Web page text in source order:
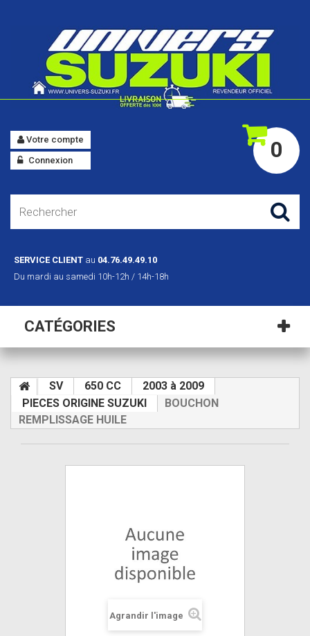
0
Votre compte
Connexion
SERVICE CLIENT au 04.76.49.49.10
Du mardi au samedi 10h-12h / 14h-18h
CATÉGORIES
SV 650 CC
2003 à 2009
PIECES ORIGINE SUZUKI
BOUCHON
REMPLISSAGE HUILE
Agrandir l'image